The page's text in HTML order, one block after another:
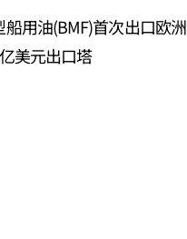
船用油(BMF)首次出口欧洲
美元出口塔